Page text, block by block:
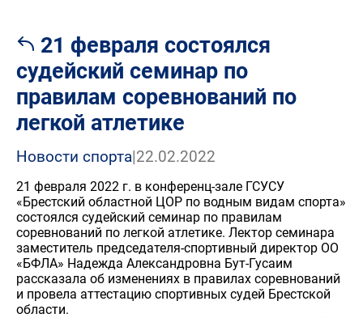
21 февраля состоялся
судейский семинар по
правилам соревнований по
легкой атлетике
Новости спорта|22.02.2022
21 февраля 2022 г. в конференц-зале ГСУСУ
«Брестский областной ЦОР по водным видам спорта»
состоялся судейский семинар по правилам
соревнований по легкой атлетике. Лектор семинара
заместитель председателя-спортивный директор ОО
«БФЛА» Надежда Александровна Бут-Гусаим
рассказала об изменениях в правилах соревнований
и провела аттестацию спортивных судей Брестской
области.